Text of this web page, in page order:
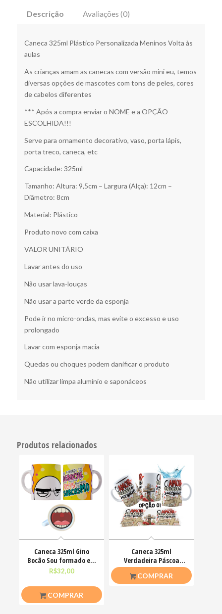
Descrição Avaliações (0)
Caneca 325ml Plástico Personalizada Meninos Volta às
aulas
As crianças amam as canecas com versão mini eu, temos
diversas opções de mascotes com tons de peles, cores
de cabelos diferentes
*** Após a compra enviar o NOME e a OPÇÃO
ESCOLHIDA!!!
Serve para ornamento decorativo, vaso, porta lápis,
porta treco, caneca, etc
Capacidade: 325ml
Tamanho: Altura: 9,5cm – Largura (Alça): 12cm –
Diâmetro: 8cm
Material: Plástico
Produto novo com caixa
VALOR UNITÁRIO
Lavar antes do uso
Não usar lava-louças
Não usar a parte verde da esponja
Pode ir no micro-ondas, mas evite o excesso e uso
prolongado
Lavar com esponja macia
Quedas ou choques podem danificar o produto
Não utilizar limpa alumínio e saponáceos
Produtos relacionados
Caneca 325ml Gino
Bocão Sou formado em
deboche com mestrado
R$32,00
COMPRAR
Caneca 325ml
Verdadeira Páscoa
Jesus Cristo O amor
venceu
COMPRAR